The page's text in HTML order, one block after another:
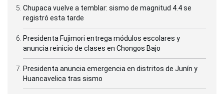
Chupaca vuelve a temblar: sismo de magnitud 4.4 se
registró esta tarde
Presidenta Fujimori entrega módulos escolares y
anuncia reinicio de clases en Chongos Bajo
Presidenta anuncia emergencia en distritos de Junín y
Huancavelica tras sismo